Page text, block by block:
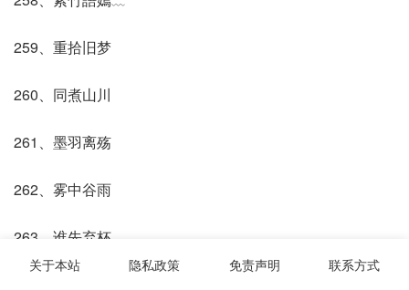
259、重拾旧梦
260、同煮山川
261、墨羽离殇
262、雾中谷雨
263、谁先弃杯
关于本站 隐私政策 免责声明 联系方式